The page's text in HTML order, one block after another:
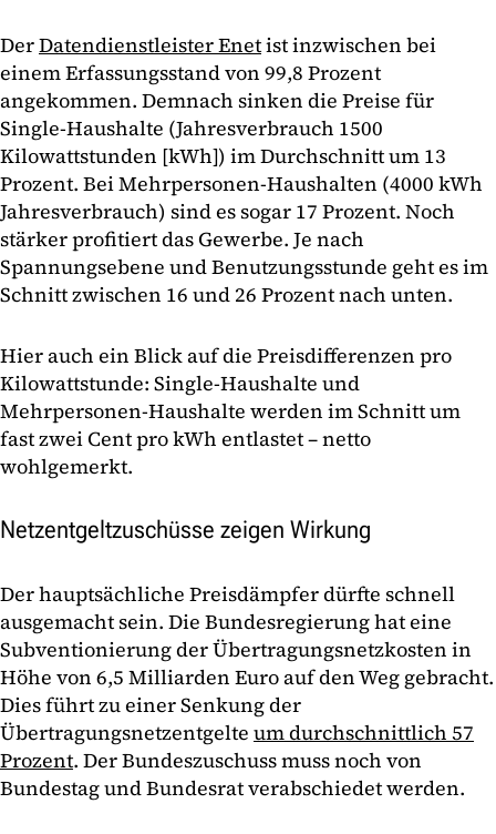
DerDatendienstleister Enetist inzwischen bei
einem Erfassungsstand von 99,8 Prozent
angekommen. Demnach sinken die Preise für
Single-Haushalte (Jahresverbrauch 1500
Kilowattstunden [kWh]) im Durchschnitt um 13
Prozent. Bei Mehrpersonen-Haushalten (4000 kWh
Jahresverbrauch) sind es sogar 17 Prozent. Noch
stärker profitiert das Gewerbe. Je nach
Spannungsebene und Benutzungsstunde geht es im
Schnitt zwischen 16 und 26 Prozent nach unten.
Hier auch ein Blick auf die Preisdifferenzen pro
Kilowattstunde: Single-Haushalte und
Mehrpersonen-Haushalte werden im Schnitt um
fast zwei Cent pro kWh entlastet – netto
wohlgemerkt.
Netzentgeltzuschüsse zeigen Wirkung
Der hauptsächliche Preisdämpfer dürfte schnell
ausgemacht sein. Die Bundesregierung hat eine
Subventionierung der Übertragungsnetzkosten in
Höhe von 6,5 Milliarden Euro auf den Weg gebracht.
Dies führt zu einer Senkung der
Übertragungsnetzentgelte um durchschnittlich 57
Prozent. Der Bundeszuschuss muss noch von
Bundestag und Bundesrat verabschiedet werden.